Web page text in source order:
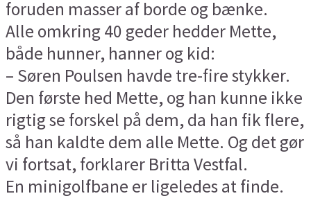
foruden masser af borde og bænke.
Alle omkring 40 geder hedder Mette,
både hunner, hanner og kid:
– Søren Poulsen havde tre-fire stykker.
Den første hed Mette, og han kunne ikke
rigtig se forskel på dem, da han fik flere,
så han kaldte dem alle Mette. Og det gør
vi fortsat, forklarer Britta Vestfal.
En minigolfbane er ligeledes at finde.